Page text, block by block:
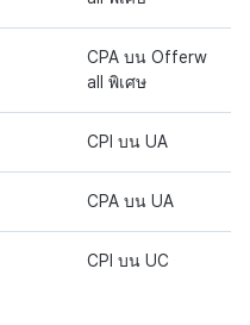
CPA บน Offerw
all พิเศษ
CPI บน UA
CPA บน UA
CPI บน UC